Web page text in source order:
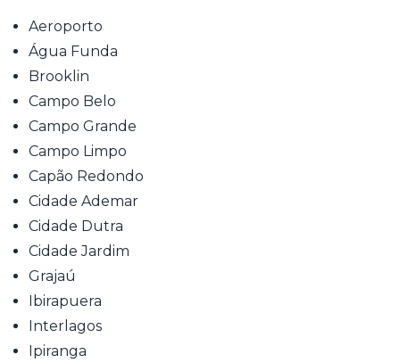
Aeroporto
Água Funda
Brooklin
Campo Belo
Campo Grande
Campo Limpo
Capão Redondo
Cidade Ademar
Cidade Dutra
Cidade Jardim
Grajaú
Ibirapuera
Interlagos
Ipiranga